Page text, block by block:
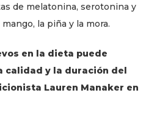
de melatonina, serotonina y
la piña y la mora.
en la dieta puede
calidad y la duración del
Lauren Manaker en